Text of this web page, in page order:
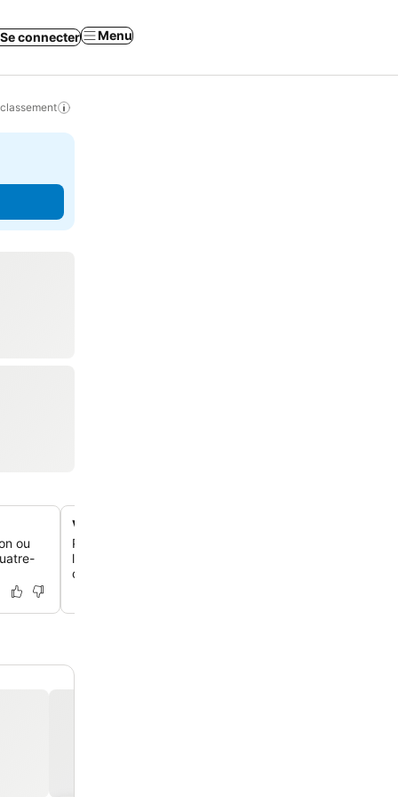
Se connecter Menu
ou
Vues panoramiques sur le lac et les montagnes
Profite de vues à couper le souffle sur le lac des
les montagnes enneigées environnantes depuis de
chambres et les espaces extérieurs de l'hôtel.